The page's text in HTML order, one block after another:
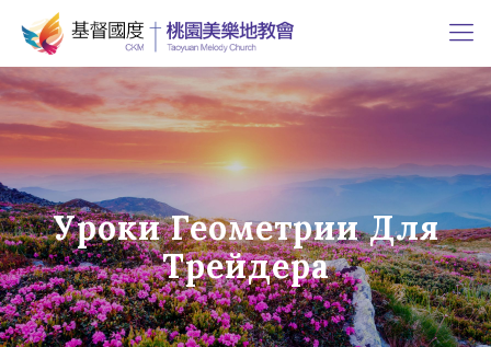
Уроки Геометрии Для
Трейдера